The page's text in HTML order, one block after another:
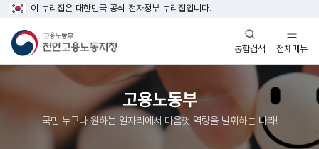
이 누리집은 대한민국 공식 전자정부 누리집입니다.
통합검색
열기
전체메뉴
열기
고용노동부
국민 누구나 원하는 일자리에서 마음껏 역량을 발휘하는 나라!